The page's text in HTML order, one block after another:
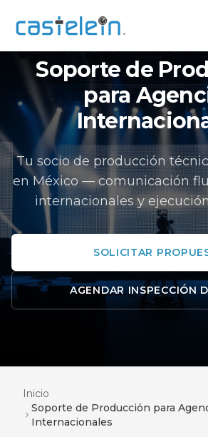
Soporte de
para
Tu socio de producción
en México — comunicación
internacionales y
SOLICITAR
AGENDAR INSPECCIÓN
Inicio
Soporte de Producción para
Internacionales